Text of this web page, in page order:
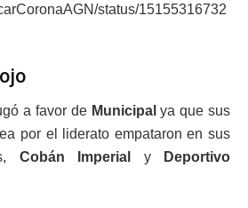
status/15155316732
a favor de Municipal ya que sus
por el liderato empataron en sus
Cobán Imperial y
Deportivo